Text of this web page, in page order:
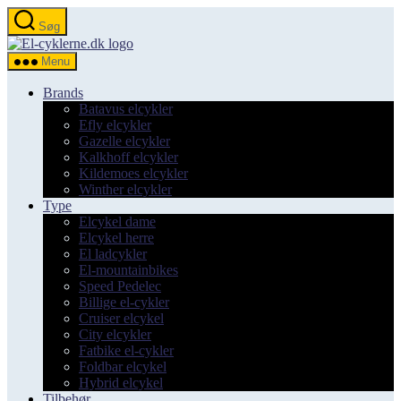
Spring
til
indholdet
Søg
el-
Menu
Brands
Batavus elcykler
Efly elcykler
Gazelle elcykler
Kalkhoff elcykler
Kildemoes elcykler
Winther elcykler
Type
Elcykel dame
Elcykel herre
El ladcykler
El-mountainbikes
Speed Pedelec
Billige el-cykler
Cruiser elcykel
City elcykler
Fatbike el-cykler
Foldbar elcykel
Hybrid elcykel